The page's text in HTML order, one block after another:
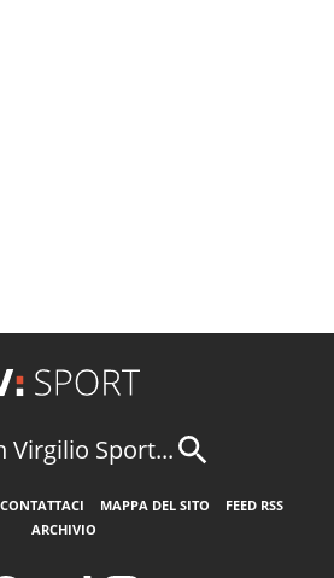
Virgilio Sport...
CONTATTACI MAPPA DEL SITO
FEED RSS
ARCHIVIO